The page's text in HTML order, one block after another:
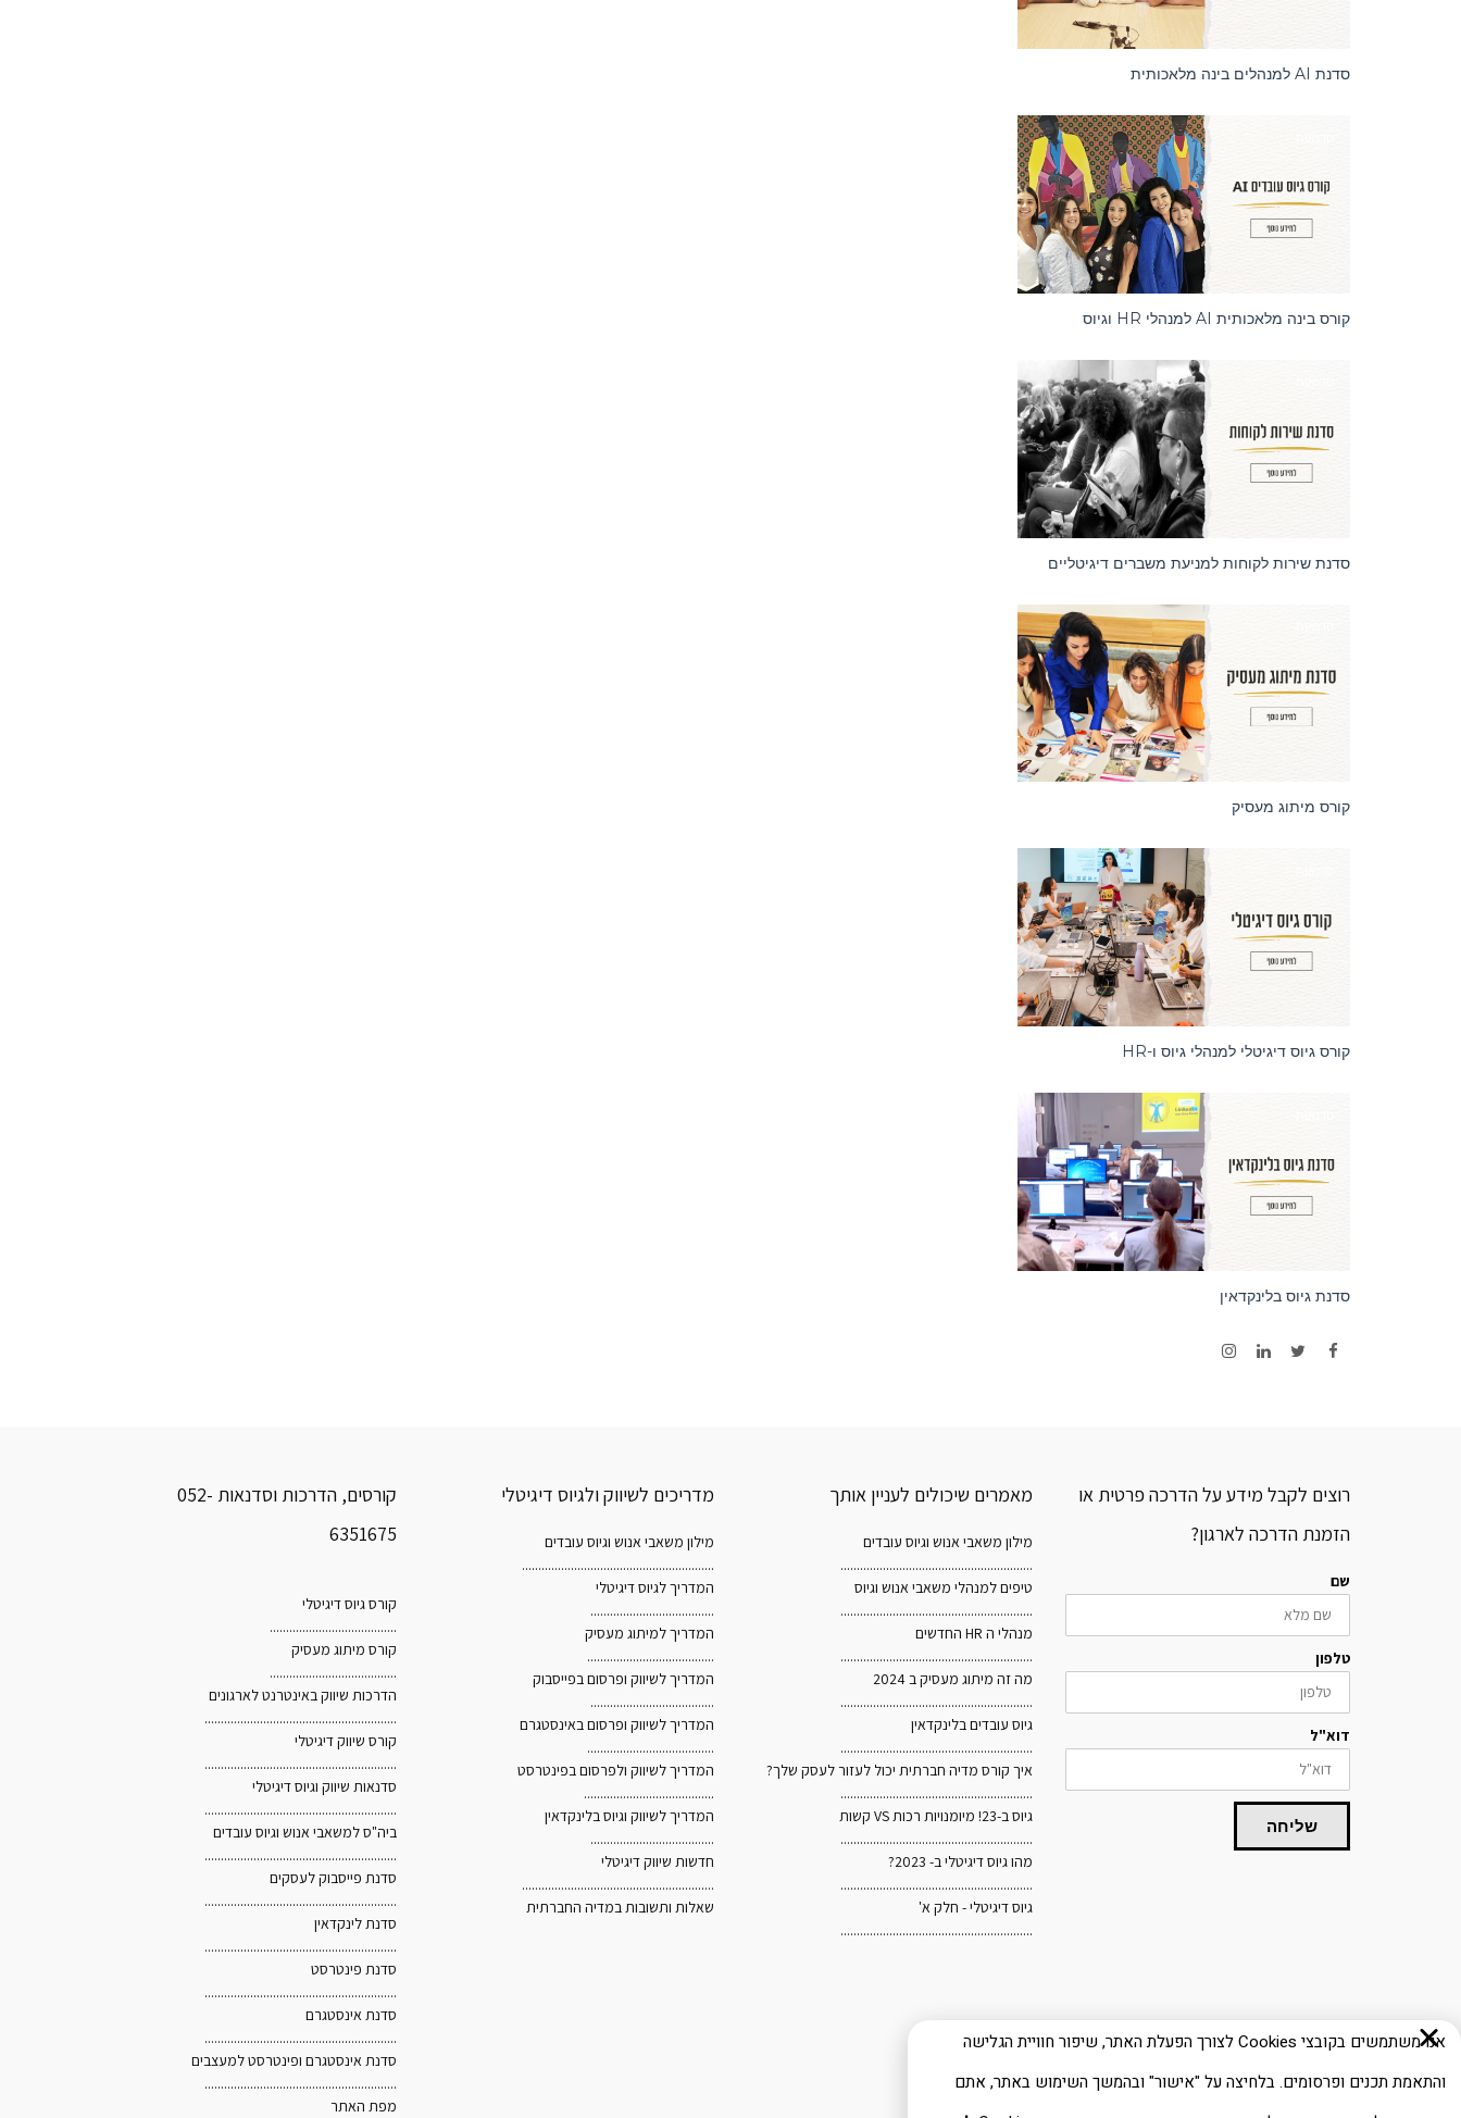
סדנת AI למנהלים בינה מלאכותית
קורס בינה מלאכותית AI למנהלי HR וגיוס
סדנת שירות לקוחות למניעת משברים דיגיטליים
קורס מיתוג מעסיק
קורס גיוס דיגיטלי למנהלי גיוס ו-HR
סדנת גיוס בלינקדאין
רוצים לקבל מידע על הדרכה פרטית או
הזמנת הדרכה לארגון?
שם
טלפון
דוא"ל
שליחה
מאמרים שיכולים לעניין אותך
מילון משאבי אנוש וגיוס עובדים
...........................................................
טיפים למנהלי משאבי אנוש וגיוס
...........................................................
מנהלי ה HR החדשים
...........................................................
מה זה מיתוג מעסיק ב 2024
...........................................................
גיוס עובדים בלינקדאין
...........................................................
איך קורס מדיה חברתית יכול לעזור לעסק שלך?
...........................................................
גיוס ב-23! מיומנויות רכות VS קשות
...........................................................
מהו גיוס דיגיטלי ב- 2023?
...........................................................
גיוס דיגיטלי - חלק א'
...........................................................
מדריכים לשיווק ולגיוס דיגיטלי
מילון משאבי אנוש וגיוס עובדים
...........................................................
המדריך לגיוס דיגיטלי
......................................
המדריך למיתוג מעסיק
.......................................
המדריך לשיווק ופרסום בפייסבוק
......................................
המדריך לשיווק ופרסום באינסטגרם
.......................................
המדריך לשיווק ולפרסום בפינטרסט
........................................
המדריך לשיווק וגיוס בלינקדאין
......................................
חדשות שיווק דיגיטלי
...........................................................
שאלות ותשובות במדיה החברתית
קורסים, הדרכות וסדנאות 052-
6351675
קורס גיוס דיגיטלי
.......................................
קורס מיתוג מעסיק
.......................................
הדרכות שיווק באינטרנט לארגונים
...........................................................
קורס שיווק דיגיטלי
...........................................................
סדנאות שיווק וגיוס דיגיטלי
...........................................................
ביה"ס למשאבי אנוש וגיוס עובדים
...........................................................
סדנת פייסבוק לעסקים
...........................................................
סדנת לינקדאין
...........................................................
סדנת פינטרסט
...........................................................
סדנת אינסטגרם
...........................................................
סדנת אינסטגרם ופינטרסט למעצבים
...........................................................
מפת האתר
אנו משתמשים בקובצי Cookies לצורך הפעלת האתר, שיפור חוויית הגלישה
והתאמת תכנים ופרסומים. בלחיצה על "אישור" ובהמשך השימוש באתר, אתם